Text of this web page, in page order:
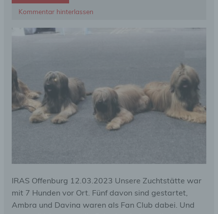
Kommentar hinterlassen
IRAS Offenburg 12.03.2023 Unsere Zuchtstätte war
mit 7 Hunden vor Ort. Fünf davon sind gestartet,
Ambra und Davina waren als Fan Club dabei. Und